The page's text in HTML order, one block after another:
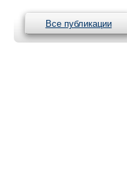
Все публикации